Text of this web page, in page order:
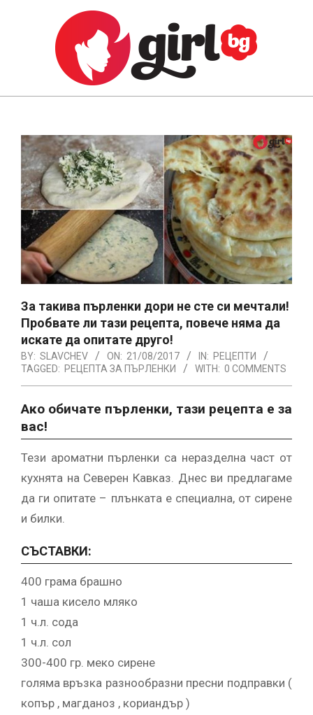
GIRL.BG
Navigation
Menu
За такива пърленки дори не сте си мечтали!
Пробвате ли тази рецепта, повече няма да
искате да опитате друго!
BY: SLAVCHEV ON: 21/08/2017 IN: РЕЦЕПТИ
TAGGED: РЕЦЕПТА ЗА ПЪРЛЕНКИ WITH: 0 COMMENTS
Ако обичате пърленки, тази рецепта е за
вас!
Тези ароматни пърленки са неразделна част от
кухнята на Северен Кавказ. Днес ви предлагаме
да ги опитате – плънката е специална, от сирене
и билки.
СЪСТАВКИ:
400 грама брашно
1 чаша кисело мляко
1 ч.л. сода
1 ч.л. сол
300-400 гр. меко сирене
голяма връзка разнообразни пресни подправки (
копър , магданоз , кориандър )